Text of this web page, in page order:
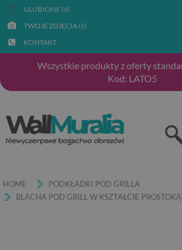
ULUBIONE (0)
TWOJE ZDJĘCIA (0)
KONTAKT
Wszystkie produkty z oferty
Kod: LATO5
HOME
PODKŁADKI POD GRILLA
BLACHA POD GRILL W KSZTAŁCIE